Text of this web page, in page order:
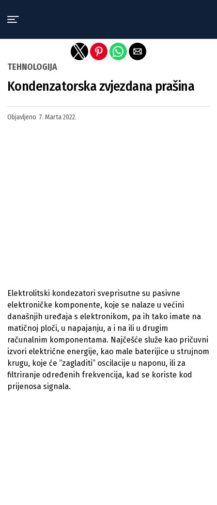
TEHNOLOGIJA
Kondenzatorska zvjezdana prašina
Objavljeno 7. Marta 2022.
Elektrolitski kondezatori sveprisutne su pasivne
elektroničke komponente, koje se nalaze u većini
današnjih uređaja s elektronikom, pa ih tako imate na
matičnoj ploči, u napajanju, a i na ili u drugim
računalnim komponentama. Najčešće služe kao pričuvni
izvori električne energije, kao male baterijice u strujnom
krugu, koje će “zagladiti” oscilacije u naponu, ili za
filtriranje određenih frekvencija, kad se koriste kod
prijenosa signala.